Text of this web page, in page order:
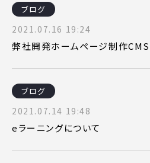
ブログ
2021.07.16 19:24
弊社開発ホームページ制作CMS
ブログ
2021.07.14 19:48
eラーニングについて